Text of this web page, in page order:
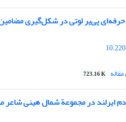
پی‌یر لوتی در شکل‌گیری
723.16 K
ایرلند در مجموعة شمال هینی